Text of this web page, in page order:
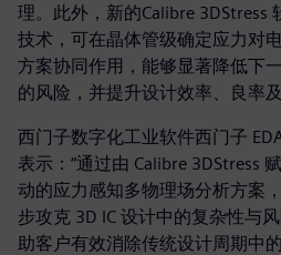
理。此外，新的Calibre 3DStress
技术，可在晶体管级确定应力对
方案协同作用，能够显著降低下
的风险，并提升设计效率、良率及
西门子数字化工业软件西门子
表示：“通过由 Calibre 3DStress
动的应力感知多物理场分析方案
步攻克 3D IC 设计中的复杂性与
助客户有效消除传统设计周期中